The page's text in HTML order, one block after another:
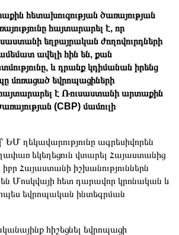
հետախուզության ծառայության
հայտարարել է, որ
եղբայրական ժողովուրդների
ավելի հին են, քան
և դրանք կդիմանան իրենց
մոռացած եվրոպացիների
հայտարարել է Ռուսաստանի արտաքին
(СВР) մամուլի
ԵՄ ղեկավարությունը ագրեսիվորեն
եկեղեցուն վտարել Հայաստանից
Հայաստանի իշխանություններն
Մոսկվայի հետ դարավոր կրոնական և
եվրոպական ինտեգրման
հիշեցնել եվրոպացի